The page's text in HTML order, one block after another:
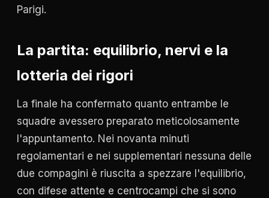
Parigi.
La partita: equilibrio, nervi e la
lotteria dei rigori
La finale ha confermato quanto entrambe le
squadre avessero preparato meticolosamente
l'appuntamento. Nei novanta minuti
regolamentari e nei supplementari nessuna delle
due compagini è riuscita a spezzare l'equilibrio,
con difese attente e centrocampi che si sono